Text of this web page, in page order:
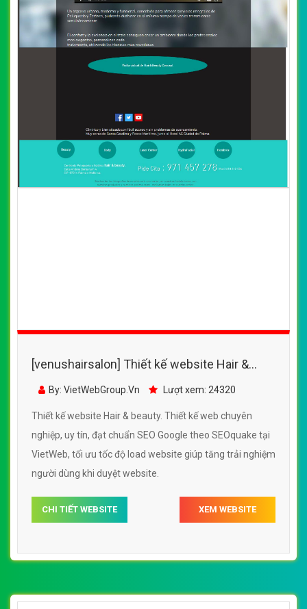
[venushairsalon] Thiết kế website Hair &
beauty đẹp, chuyên nghiệp chuẩn SEO
By: VietWebGroup.Vn Lượt xem: 24320
Thiết kế website Hair & beauty. Thiết kế web chuyên
nghiệp, uy tín, đạt chuẩn SEO Google theo SEOquake tại
VietWeb, tối ưu tốc độ load website giúp tăng trải nghiệm
người dùng khi duyệt website.
CHI TIẾT WEBSITE XEM WEBSITE